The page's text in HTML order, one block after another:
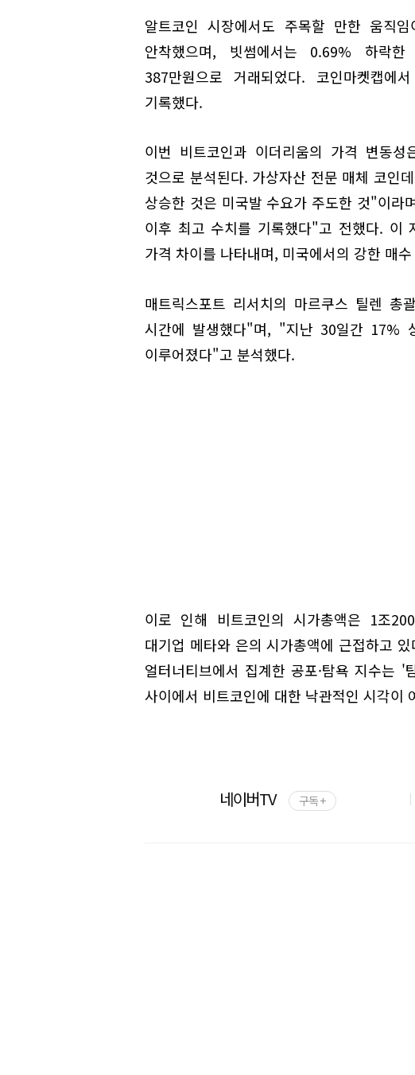
알트코인 시장에서도 주목할 만한 움직
안착했으며, 빗썸에서는 0.69% 하락
387만원으로 거래되었다. 코인마켓캡
기록했다.
이번 비트코인과 이더리움의 가격 변동
것으로 분석된다. 가상자산 전문 매체 코인
상승한 것은 미국발 수요가 주도한 것"이라
이후 최고 수치를 기록했다"고 전했다. 이
가격 차이를 나타내며, 미국에서의 강한 매
매트릭스포트 리서치의 마르쿠스 틸렌
시간에 발생했다"며, "지난 30일간 17%
이루어졌다"고 분석했다.
이로 인해 비트코인의 시가총액은 1조
대기업 메타와 은의 시가총액에 근접하고
얼터너티브에서 집계한 공포·탐욕 지수는
사이에서 비트코인에 대한 낙관적인 시각이
네이버TV 구독 +